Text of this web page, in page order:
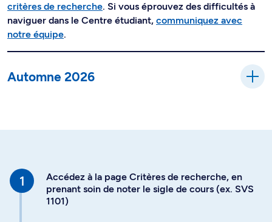
critères de recherche. Si vous éprouvez des difficultés à
naviguer dans le Centre étudiant, communiquez avec
notre équipe.
Automne 2026
Accédez à la page Critères de recherche, en
prenant soin de noter le sigle de cours (ex. SVS
1101)